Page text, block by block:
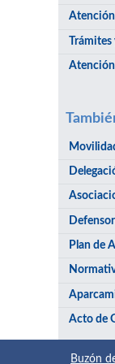
Trámites
Atención
Plan de
Acto de
Buzón